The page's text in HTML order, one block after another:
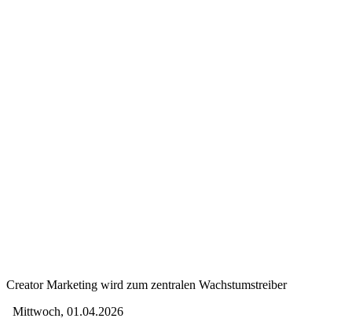
Creator Marketing wird zum zentralen Wachstumstreiber
Mittwoch, 01.04.2026